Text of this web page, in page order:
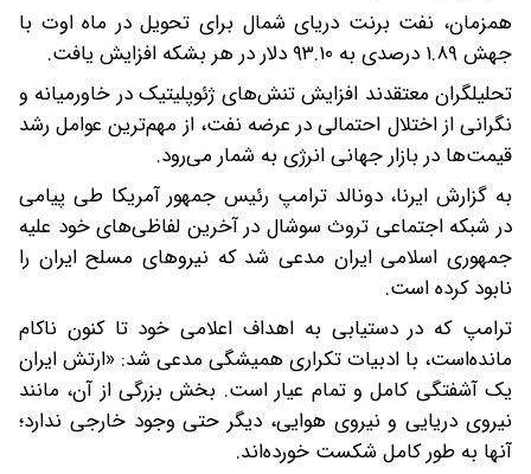
همزمان، نفت برنت دریای شمال برای تحویل در ماه اوت با
جهش ۱.۸۹ درصدی به ۹۳.۱۰ دلار در هر بشکه افزایش یافت.
تحلیلگران معتقدند افزایش تنش‌های ژئوپلیتیک در خاورمیانه و
نگرانی از اختلال احتمالی در عرضه نفت، از مهم‌ترین عوامل رشد
قیمت‌ها در بازار جهانی انرژی به شمار می‌رود.
به گزارش ایرنا، دونالد ترامپ رئیس جمهور آمریکا طی پیامی
در شبکه اجتماعی تروث سوشال در آخرین لفاظی‌های خود علیه
جمهوری اسلامی ایران مدعی شد که نیروهای مسلح ایران را
نابود کرده است.
ترامپ که در دستیابی به اهداف اعلامی خود تا کنون ناکام
مانده‌است، با ادبیات تکراری همیشگی مدعی شد: «ارتش ایران
یک آشفتگی کامل و تمام‌ عیار است. بخش بزرگی از آن، مانند
نیروی دریایی و نیروی هوایی، دیگر حتی وجود خارجی ندارد؛
آنها به طور کامل شکست خورده‌اند.